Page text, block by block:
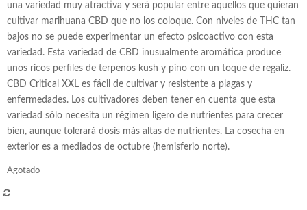
una variedad muy atractiva y será popular entre aquellos que quieran
cultivar marihuana CBD que no los coloque. Con niveles de THC tan
bajos no se puede experimentar un efecto psicoactivo con esta
variedad. Esta variedad de CBD inusualmente aromática produce
unos ricos perfiles de terpenos kush y pino con un toque de regaliz.
CBD Critical XXL es fácil de cultivar y resistente a plagas y
enfermedades. Los cultivadores deben tener en cuenta que esta
variedad sólo necesita un régimen ligero de nutrientes para crecer
bien, aunque tolerará dosis más altas de nutrientes. La cosecha en
exterior es a mediados de octubre (hemisferio norte).
Agotado